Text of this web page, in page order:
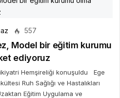
557
Model bir eğitim kurumu
ediyoruz
Hemşireliği konuşuldu Ege
Ruh Sağlığı ve Hastalıkları
Eğitim Uygulama ve